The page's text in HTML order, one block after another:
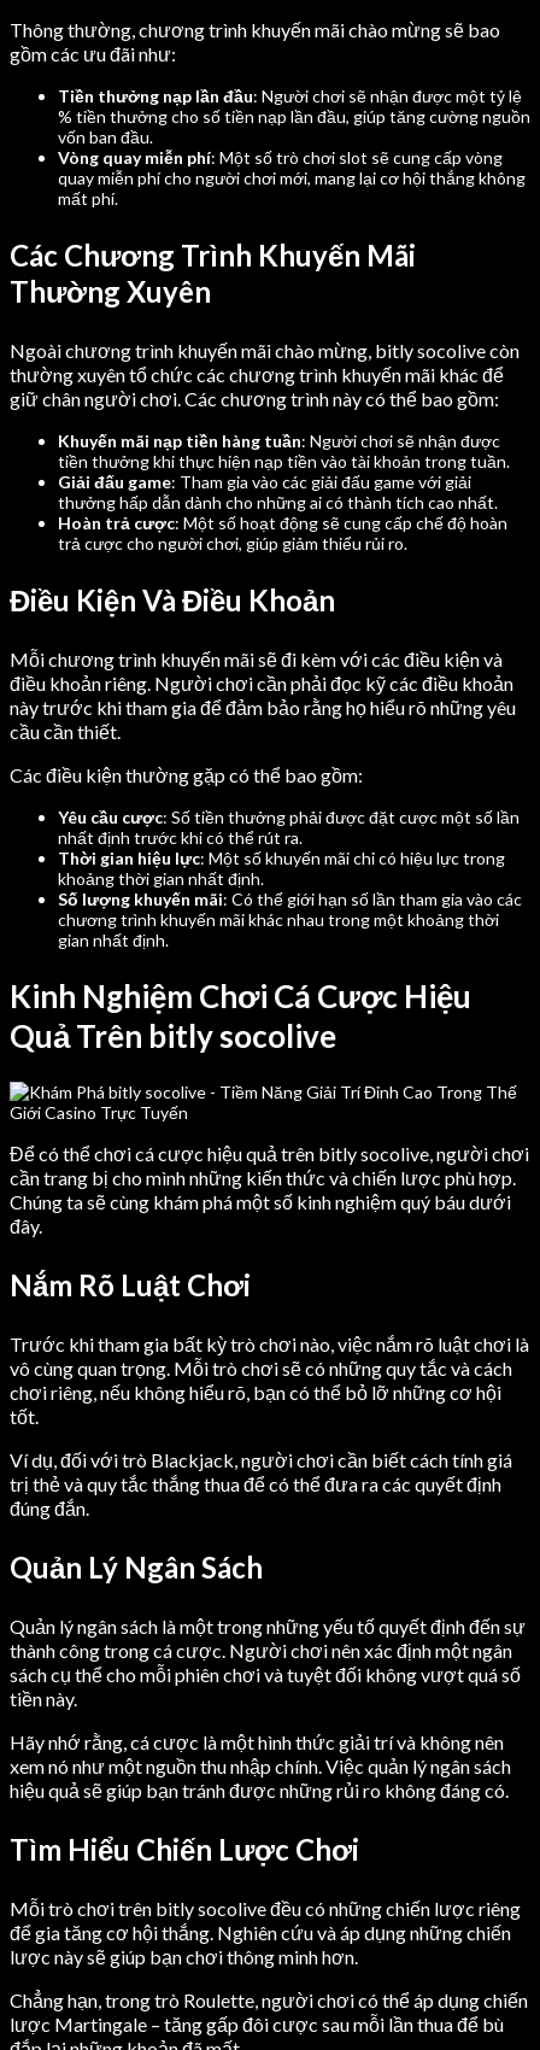
Thông thường, chương trình khuyến mãi chào mừng sẽ bao
gồm các ưu đãi như:
Tiền thưởng nạp lần đầu: Người chơi sẽ nhận được một tỷ lệ
% tiền thưởng cho số tiền nạp lần đầu, giúp tăng cường nguồn
vốn ban đầu.
Vòng quay miễn phí: Một số trò chơi slot sẽ cung cấp vòng
quay miễn phí cho người chơi mới, mang lại cơ hội thắng không
mất phí.
Các Chương Trình Khuyến Mãi
Thường Xuyên
Ngoài chương trình khuyến mãi chào mừng, bitly socolive còn
thường xuyên tổ chức các chương trình khuyến mãi khác để
giữ chân người chơi. Các chương trình này có thể bao gồm:
Khuyến mãi nạp tiền hàng tuần: Người chơi sẽ nhận được
tiền thưởng khi thực hiện nạp tiền vào tài khoản trong tuần.
Giải đấu game: Tham gia vào các giải đấu game với giải
thưởng hấp dẫn dành cho những ai có thành tích cao nhất.
Hoàn trả cược: Một số hoạt động sẽ cung cấp chế độ hoàn
trả cược cho người chơi, giúp giảm thiểu rủi ro.
Điều Kiện Và Điều Khoản
Mỗi chương trình khuyến mãi sẽ đi kèm với các điều kiện và
điều khoản riêng. Người chơi cần phải đọc kỹ các điều khoản
này trước khi tham gia để đảm bảo rằng họ hiểu rõ những yêu
cầu cần thiết.
Các điều kiện thường gặp có thể bao gồm:
Yêu cầu cược: Số tiền thưởng phải được đặt cược một số lần
nhất định trước khi có thể rút ra.
Thời gian hiệu lực: Một số khuyến mãi chỉ có hiệu lực trong
khoảng thời gian nhất định.
Số lượng khuyến mãi: Có thể giới hạn số lần tham gia vào các
chương trình khuyến mãi khác nhau trong một khoảng thời
gian nhất định.
Kinh Nghiệm Chơi Cá Cược Hiệu
Quả Trên bitly socolive
Để có thể chơi cá cược hiệu quả trên bitly socolive, người chơi
cần trang bị cho mình những kiến thức và chiến lược phù hợp.
Chúng ta sẽ cùng khám phá một số kinh nghiệm quý báu dưới
đây.
Nắm Rõ Luật Chơi
Trước khi tham gia bất kỳ trò chơi nào, việc nắm rõ luật chơi là
vô cùng quan trọng. Mỗi trò chơi sẽ có những quy tắc và cách
chơi riêng, nếu không hiểu rõ, bạn có thể bỏ lỡ những cơ hội
tốt.
Ví dụ, đối với trò Blackjack, người chơi cần biết cách tính giá
trị thẻ và quy tắc thắng thua để có thể đưa ra các quyết định
đúng đắn.
Quản Lý Ngân Sách
Quản lý ngân sách là một trong những yếu tố quyết định đến sự
thành công trong cá cược. Người chơi nên xác định một ngân
sách cụ thể cho mỗi phiên chơi và tuyệt đối không vượt quá số
tiền này.
Hãy nhớ rằng, cá cược là một hình thức giải trí và không nên
xem nó như một nguồn thu nhập chính. Việc quản lý ngân sách
hiệu quả sẽ giúp bạn tránh được những rủi ro không đáng có.
Tìm Hiểu Chiến Lược Chơi
Mỗi trò chơi trên bitly socolive đều có những chiến lược riêng
để gia tăng cơ hội thắng. Nghiên cứu và áp dụng những chiến
lược này sẽ giúp bạn chơi thông minh hơn.
Chẳng hạn, trong trò Roulette, người chơi có thể áp dụng chiến
lược Martingale – tăng gấp đôi cược sau mỗi lần thua để bù